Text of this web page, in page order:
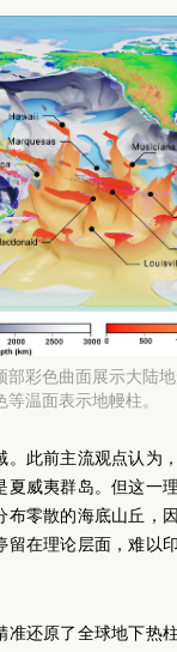
彩色曲面展示大陆地
温面表示地幔柱。
此前主流观点认为
威夷群岛。但这一
零散的海底山丘，
在理论层面，难以
还原了全球地下热